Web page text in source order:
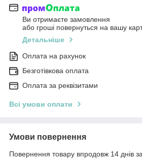
Ви отримаєте замовлення
або гроші повернуться на вашу
Детальніше
Оплата на рахунок
Безготівкова оплата
Оплата за реквізитами
Всі умови оплати
Умови повернення
Повернення товару впродовж 14 днів